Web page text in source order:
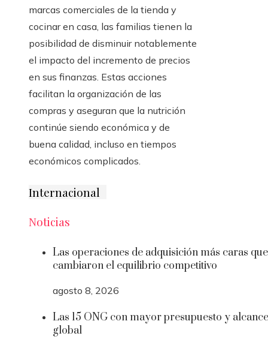
marcas comerciales de la tienda y
cocinar en casa, las familias tienen la
posibilidad de disminuir notablemente
el impacto del incremento de precios
en sus finanzas. Estas acciones
facilitan la organización de las
compras y aseguran que la nutrición
continúe siendo económica y de
buena calidad, incluso en tiempos
económicos complicados.
Internacional
Noticias
Las operaciones de adquisición más caras que
cambiaron el equilibrio competitivo
agosto 8, 2026
Las 15 ONG con mayor presupuesto y alcance
global